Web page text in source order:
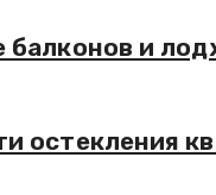
балконов и
остекления